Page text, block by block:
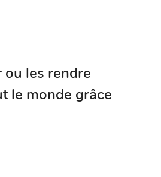
les rendre
le monde grâce